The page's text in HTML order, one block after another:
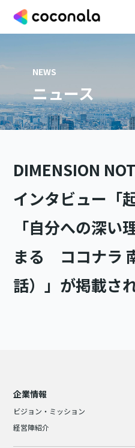
NEWS
ニュース
DIMENSION
インタビュー「
「自分への深い
まる ココナラ
話）」が掲載さ
企業情報
ビジョン・ミッション
経営陣紹介